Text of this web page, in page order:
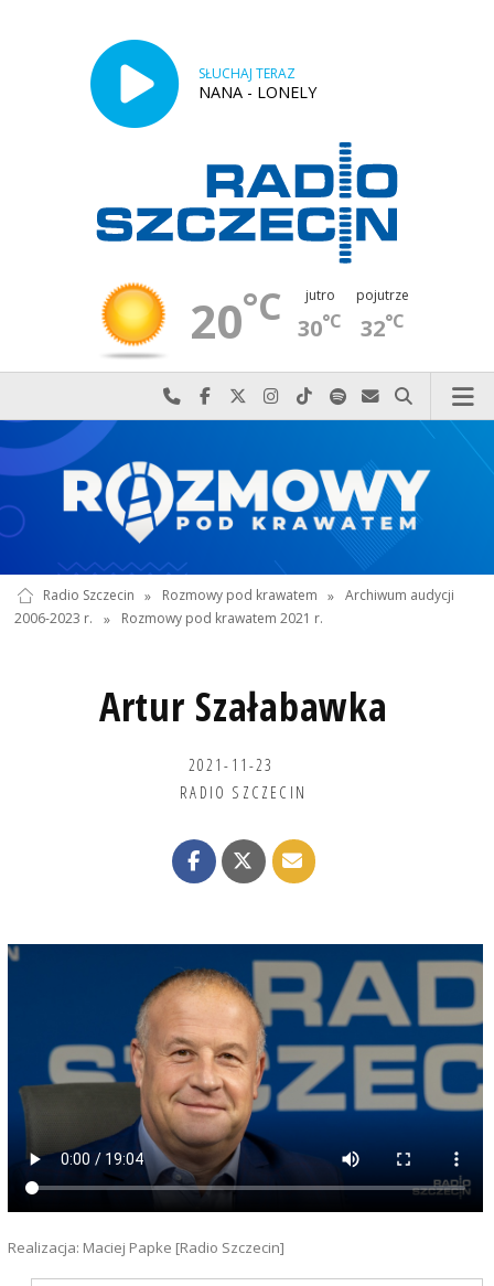
SŁUCHAJ TERAZ
NANA - LONELY
20°C jutro
30°C
pojutrze
32°C
Najlepiej po prostu do nas zadzwoń
Odwiedź nas na Facebook-u
Odwiedź nas na X
Odwiedź nas na Instagram-ie
Odwiedź nas na TikTok-u
Szukaj nas na Spotify
Wyślij do nas
Szukaj
Radio Szczecin » Rozmowy pod krawatem » Archiwum audycji
2006-2023 r.
» Rozmowy pod krawatem 2021 r.
Artur Szałabawka
2021-11-23
RADIO SZCZECIN
Realizacja: Maciej Papke [Radio Szczecin]